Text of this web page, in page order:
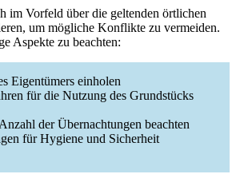
im Vorfeld über die geltenden örtlichen
um mögliche Konflikte zu vermeiden.
Aspekte zu beachten:
Eigentümers einholen
für die Nutzung des Grundstücks
der Übernachtungen beachten
für Hygiene und Sicherheit